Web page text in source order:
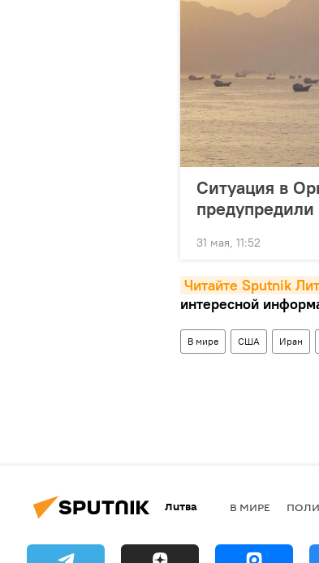
Ситуация в
31 мая, 11:52
Читайте Sputnik
интересной
В мире США Иран
Литва В МИРЕ